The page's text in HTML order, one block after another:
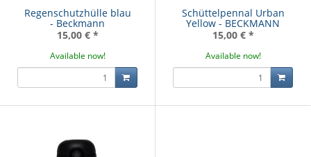
Regenschutzhülle blau
- Beckmann
15,00 € *
Available now!
Schüttelpennal Urban
Yellow - BECKMANN
15,00 € *
Available now!